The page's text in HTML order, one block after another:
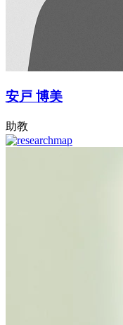
安戸 博美
助教